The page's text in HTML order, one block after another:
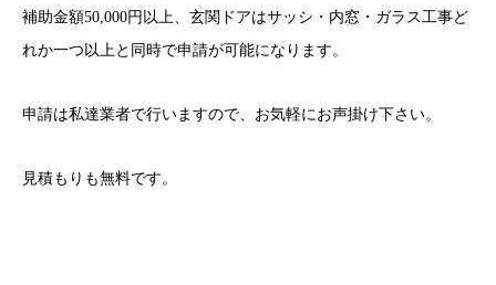
補助金額50,000円以上、玄関ドアはサッシ・内窓・ガラス工事ど
れか一つ以上と同時で申請が可能になります。
申請は私達業者で行いますので、お気軽にお声掛け下さい。
見積もりも無料です。